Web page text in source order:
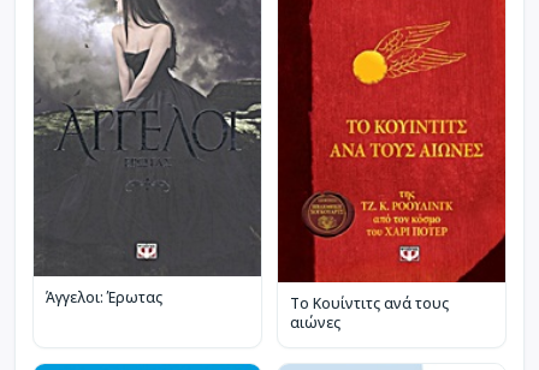
Άγγελοι: Έρωτας
Το Κουίντιτς ανά τους
αιώνες